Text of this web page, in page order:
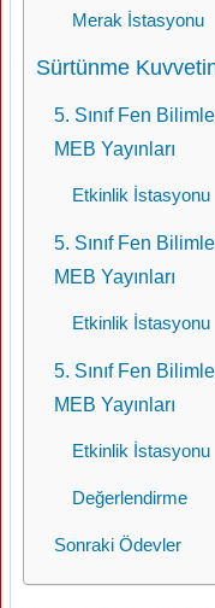
Merak İstasyonu
Sürtünme
5. Sınıf Fen
MEB Yayınları
Etkinlik İstasyonu
5. Sınıf Fen
MEB Yayınları
Etkinlik İstasyonu
5. Sınıf Fen
MEB Yayınları
Etkinlik İstasyonu
Değerlendirme
Sonraki Ödevler